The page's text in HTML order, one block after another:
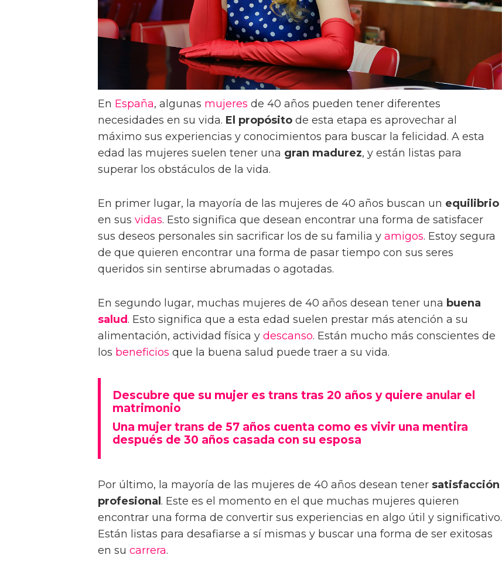
En España, algunas mujeres de 40 años pueden tener diferentes
necesidades en su vida. El propósito de esta etapa es aprovechar al
máximo sus experiencias y conocimientos para buscar la felicidad. A esta
edad las mujeres suelen tener una gran madurez, y están listas para
superar los obstáculos de la vida.
En primer lugar, la mayoría de las mujeres de 40 años buscan un equilibrio
en sus vidas. Esto significa que desean encontrar una forma de satisfacer
sus deseos personales sin sacrificar los de su familia y amigos. Estoy segura
de que quieren encontrar una forma de pasar tiempo con sus seres
queridos sin sentirse abrumadas o agotadas.
En segundo lugar, muchas mujeres de 40 años desean tener una buena
salud . Esto significa que a esta edad suelen prestar más atención a su
alimentación, actividad física y descanso. Están mucho más conscientes de
los beneficios que la buena salud puede traer a su vida.
Descubre que su mujer es trans tras 20 años y quiere anular el
matrimonio
Una mujer trans de 57 años cuenta como es vivir una mentira
después de 30 años casada con su esposa
Por último, la mayoría de las mujeres de 40 años desean tener satisfacción
profesional . Este es el momento en el que muchas mujeres quieren
encontrar una forma de convertir sus experiencias en algo útil y significativo.
Están listas para desafiarse a sí mismas y buscar una forma de ser exitosas
en su carrera.